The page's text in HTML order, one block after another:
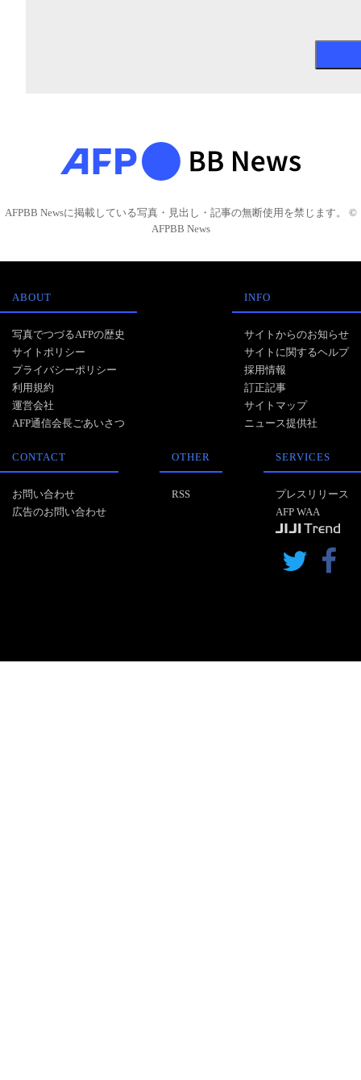
AFPBB Newsに掲載している写真・見出し・記事の無断使用を禁じます。 ©
AFPBB News
ABOUT
写真でつづるAFPの歴史
サイトポリシー
プライバシーポリシー
利用規約
運営会社
AFP通信会長ごあいさつ
INFO
サイトからのお知らせ
サイトに関するヘルプ
採用情報
訂正記事
サイトマップ
ニュース提供社
CONTACT
お問い合わせ
広告のお問い合わせ
OTHER
RSS
SERVICES
プレスリリース
AFP WAA